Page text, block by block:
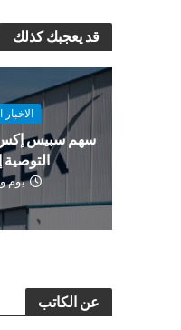
قد يعجبك كذلك
الاخبار
يوم
عن الكاتب